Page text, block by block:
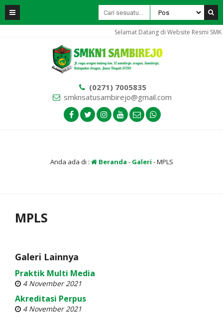
Selamat Datang di Website Resmi
(0271) 7005835
smknsatusambirejo@gmail.com
Anda ada di : Beranda - Galeri -MPLS
MPLS
Galeri Lainnya
Praktik Multi Media
4 November 2021
Akreditasi Perpus
4 November 2021